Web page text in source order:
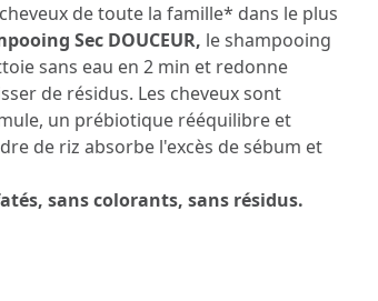
de toute la famille* dans le plus
Sec DOUCEUR, le shampooing
sans eau en 2 min et redonne
de résidus. Les cheveux sont
un prébiotique rééquilibre et
de riz absorbe l'excès de sébum et
sans colorants, sans résidus.